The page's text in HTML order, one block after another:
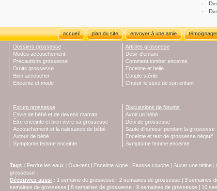
accueil plan du site envoyer à une amie
Dossiers grossesse
Modes accouchement
Précautions grossesse
Droits grossesse
Bien accoucher
Enceinte et mode
Articles grossesse
Désir d'enfant
Comment tomber enceinte
Enceinte et belle
Couple stérile
Choisir le sexe de son enfant
Forum grossesse
Envie de bébé et de devenir maman
Être enceinte et bien vivre sa grossesse
Accouchement et la naissance de bébé
Autour de bébé
Symptome femme enceinte
Discussions de forums
Avoir un bébé
Déni de grossesse
Saute d'humeur pendant la grossesse
Enceinte et test de grossesse négatif
Symptome femme enceinte
Tags : Perdre les eaux | Ova-test | Enceinte signe | Fausse couche | Sucer une tétine |
grossesse |
Découvrez aussi : 1 semaine de grossesse | 2 semaines de grossesse | 3 semaines
semaines de grossesse | 8 semaines de grossesse | 9 semaines de grossesse | 10